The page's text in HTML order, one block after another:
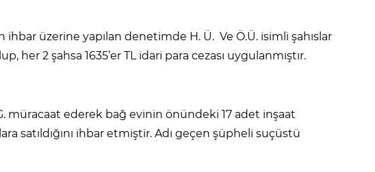
ihbar üzerine yapılan denetimde H. Ü. Ve Ö.Ü. isimli şahıslar
her 2 şahsa 1635’er TL idari para cezası uygulanmıştır.
müracaat ederek bağ evinin önündeki 17 adet inşaat
satıldığını ihbar etmiştir. Adı geçen şüpheli suçüstü